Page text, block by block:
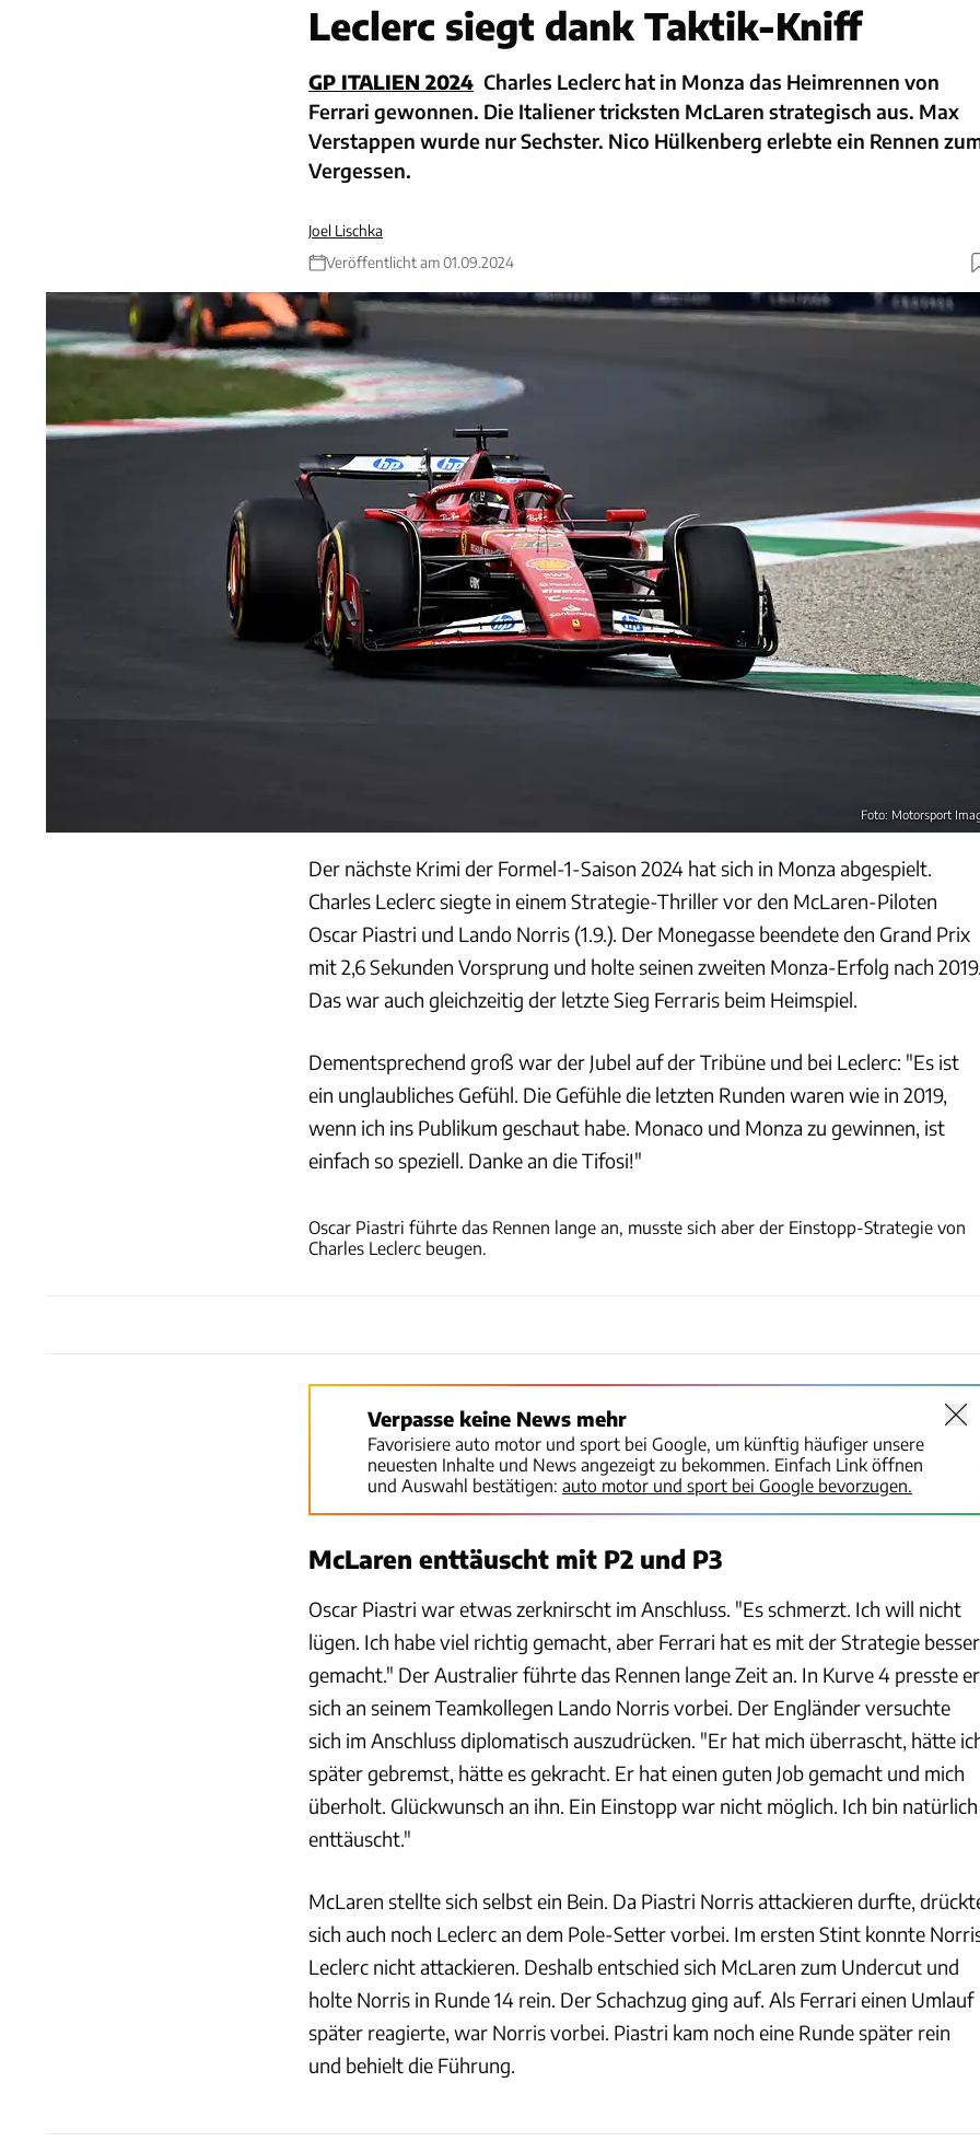
Leclerc siegt dank Taktik-Kniff
GP ITALIEN 2024 Charles Leclerc hat in Monza das Heimrennen von
Ferrari gewonnen. Die Italiener tricksten McLaren strategisch aus. Max
Verstappen wurde nur Sechster. Nico Hülkenberg erlebte ein Rennen
Vergessen.
Joel Lischka
Veröffentlicht am 01.09.2024
Foto: Motorsport
Der nächste Krimi der Formel-1-Saison 2024 hat sich in Monza abgespielt.
Charles Leclerc siegte in einem Strategie-Thriller vor den McLaren-Piloten
Oscar Piastri und Lando Norris (1.9.). Der Monegasse beendete den Grand Prix
mit 2,6 Sekunden Vorsprung und holte seinen zweiten Monza-Erfolg nach 2019.
Das war auch gleichzeitig der letzte Sieg Ferraris beim Heimspiel.
Dementsprechend groß war der Jubel auf der Tribüne und bei Leclerc: "Es ist
ein unglaubliches Gefühl. Die Gefühle die letzten Runden waren wie in 2019,
wenn ich ins Publikum geschaut habe. Monaco und Monza zu gewinnen, ist
einfach so speziell. Danke an die Tifosi!"
Oscar Piastri führte das Rennen lange an, musste sich aber der Einstopp-Strategie von
Charles Leclerc beugen.
Verpasse keine News mehr
Favorisiere auto motor und sport bei Google, um künftig häufiger unsere
neuesten Inhalte und News angezeigt zu bekommen. Einfach Link öffnen
und Auswahl bestätigen: auto motor und sport bei Google bevorzugen.
McLaren enttäuscht mit P2 und P3
Oscar Piastri war etwas zerknirscht im Anschluss. "Es schmerzt. Ich will nicht
lügen. Ich habe viel richtig gemacht, aber Ferrari hat es mit der Strategie besser
gemacht." Der Australier führte das Rennen lange Zeit an. In Kurve 4 presste er
sich an seinem Teamkollegen Lando Norris vorbei. Der Engländer versuchte
sich im Anschluss diplomatisch auszudrücken. "Er hat mich überrascht, hätte
später gebremst, hätte es gekracht. Er hat einen guten Job gemacht und mich
überholt. Glückwunsch an ihn. Ein Einstopp war nicht möglich. Ich bin natürlich
enttäuscht."
McLaren stellte sich selbst ein Bein. Da Piastri Norris attackieren durfte,
sich auch noch Leclerc an dem Pole-Setter vorbei. Im ersten Stint konnte
Leclerc nicht attackieren. Deshalb entschied sich McLaren zum Undercut und
holte Norris in Runde 14 rein. Der Schachzug ging auf. Als Ferrari einen Umlauf
später reagierte, war Norris vorbei. Piastri kam noch eine Runde später rein
und behielt die Führung.